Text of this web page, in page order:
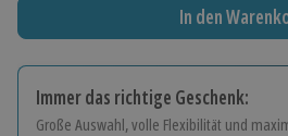
In den
Immer das richtige Geschenk:
Große Auswahl, volle Flexibilität und